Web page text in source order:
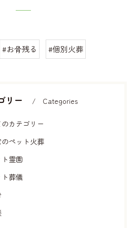
#お骨残る #個別火葬
リー Categories
カテゴリー
のペット火葬
霊園
葬儀